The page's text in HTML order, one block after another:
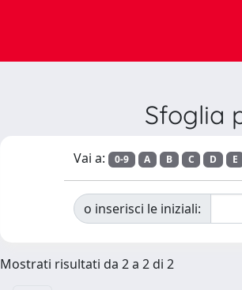
Sfoglia
Vai a: 0-9 A B C D E
o inserisci le iniziali:
Mostrati risultati da 2 a 2 di 2